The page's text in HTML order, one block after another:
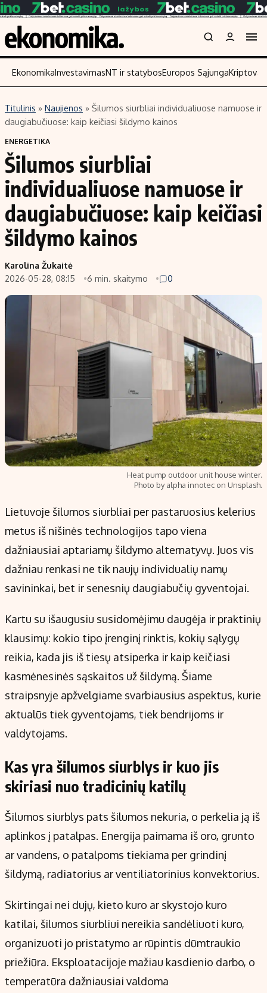
Turinys
Naujienos
Aplinka
Verslas
Energetika
Ekonomika
Politika
NT ir statybos
Skaitykite
Įmonės
Technologijos
Laisvalaikis
Investavimas
Akcijų rinka
Kriptovaliutos
Infliacija
Migracija
Nedarbo išmokos skaičiuoklė
Indėliai
Indėlių skaičiuoklė
Būsto finansai
Įdomios naujienos
Redakcija
Apie mus
Turinio žymėjimo taisyklės
Kontaktai
Regionų naujienos
Indėlių palūkanos
EkonomikaInvestavimasNT ir statybosEuropos Sąjunga
Titulinis » Naujienos » Šilumos siurbliai individualiuose namuose ir
daugiabučiuose: kaip keičiasi šildymo kainos
ENERGETIKA
Šilumos siurbliai
individualiuose namuose ir
daugiabučiuose: kaip keičiasi
šildymo kainos
Karolina Žukaitė
2026-05-28, 08:15
6 min. skaitymo 0
Heat pump outdoor unit house winter.
Photo by alpha innotec on Unsplash.
Lietuvoje šilumos siurbliai per pastaruosius kelerius
metus iš nišinės technologijos tapo viena
dažniausiai aptariamų šildymo alternatyvų. Juos vis
dažniau renkasi ne tik naujų individualių namų
savininkai, bet ir senesnių daugiabučių gyventojai.
Kartu su išaugusiu susidomėjimu daugėja ir praktinių
klausimų: kokio tipo įrenginį rinktis, kokių sąlygų
reikia, kada jis iš tiesų atsiperka ir kaip keičiasi
kasmėnesinės sąskaitos už šildymą. Šiame
straipsnyje apžvelgiame svarbiausius aspektus, kurie
aktualūs tiek gyventojams, tiek bendrijoms ir
valdytojams.
Kas yra šilumos siurblys ir kuo jis
skiriasi nuo tradicinių katilų
Šilumos siurblys pats šilumos nekuria, o perkelia ją iš
aplinkos į patalpas. Energija paimama iš oro, grunto
ar vandens, o patalpoms tiekiama per grindinį
šildymą, radiatorius ar ventiliatorinius konvektorius.
Skirtingai nei dujų, kieto kuro ar skystojo kuro
katilai, šilumos siurbliui nereikia sandėliuoti kuro,
organizuoti jo pristatymo ar rūpintis dūmtraukio
priežiūra. Eksploatacijoje mažiau kasdienio darbo, o
temperatūra dažniausiai valdoma